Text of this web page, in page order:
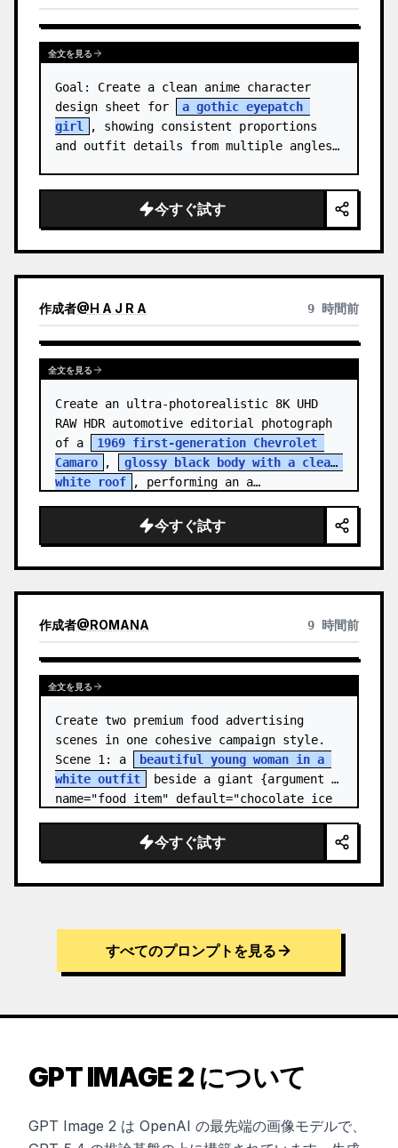
全文を見る
Goal: Create a clean anime character
design sheet for
a gothic eyepatch
girl
, showing consistent proportions
and outfit details from multiple angles.
character sheet, about 16…
今すぐ試す
作成者@H A J R A 9 時間前
全文を見る
Create an ultra-photorealistic 8K UHD
RAW HDR automotive editorial photograph
of a
1969 first-generation Chevrolet
Camaro
,
glossy black body with a clean
white roof
, performing an a…
今すぐ試す
作成者@ROMANA 9 時間前
全文を見る
Create two premium food advertising
scenes in one cohesive campaign style.
Scene 1: a
beautiful young woman in a
white outfit
beside a giant {argument
name="food item" default="chocolate ice
今すぐ試す
すべてのプロンプトを見る
GPT IMAGE 2 について
GPT Image 2 は OpenAI の最先端の画像モデルで、